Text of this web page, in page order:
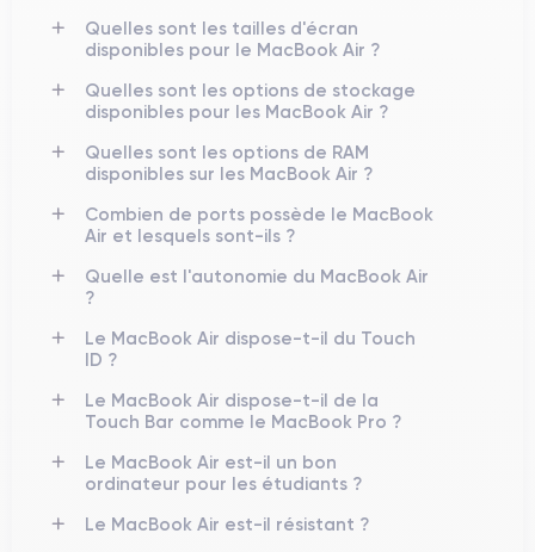
Quelles sont les tailles d'écran
disponibles pour le MacBook Air ?
Quelles sont les options de stockage
disponibles pour les MacBook Air ?
Quelles sont les options de RAM
disponibles sur les MacBook Air ?
Combien de ports possède le MacBook
Air et lesquels sont-ils ?
Quelle est l'autonomie du MacBook Air
?
Le MacBook Air dispose-t-il du Touch
ID ?
Le MacBook Air dispose-t-il de la
Touch Bar comme le MacBook Pro ?
Le MacBook Air est-il un bon
ordinateur pour les étudiants ?
Le MacBook Air est-il résistant ?